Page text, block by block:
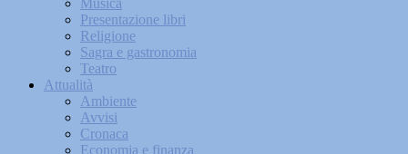
Musica
Presentazione libri
Religione
Sagra e gastronomia
Teatro
Attualità
Ambiente
Avvisi
Cronaca
Economia e finanza